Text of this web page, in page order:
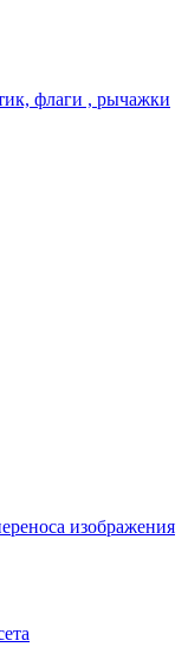
флаги , рычажки
изображения